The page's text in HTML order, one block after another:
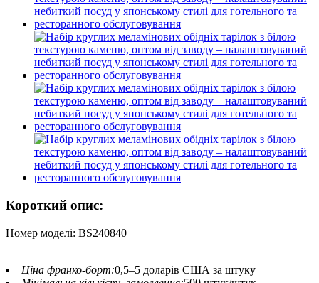
Короткий опис:
Номер моделі: BS240840
Ціна франко-борт:0,5–5 доларів США за штуку